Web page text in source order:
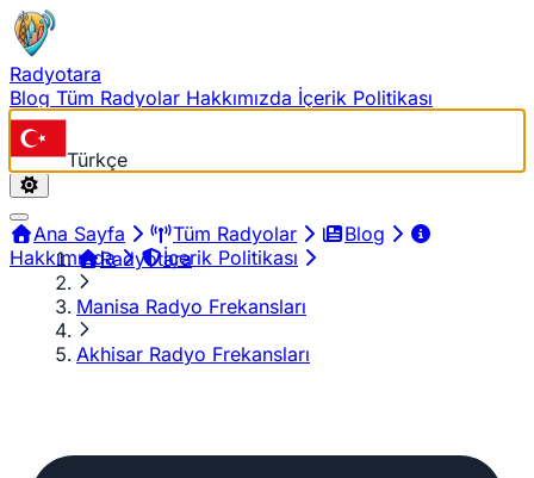
Radyotara
Blog Tüm Radyolar Hakkımızda İçerik Politikası
Türkçe
Ana Sayfa Tüm Radyolar
Blog
Hakkımızda
İçerik Politikası
Radyotara
Manisa Radyo Frekansları
Akhisar Radyo Frekansları